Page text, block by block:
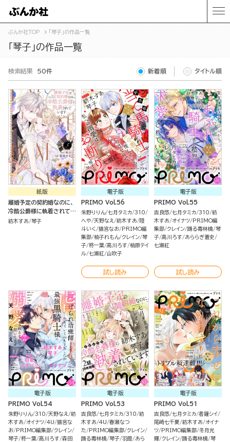
ぶんか社TOP 「琴子」の作品一覧
「琴子」の作品一覧
検索結果 50件 新着順 タイトル順
紙版
離婚予定の契約婚なのに、
冷酷公爵様に執着されてい
ます（５）
紡木すあ 琴子
電子版
PRIMO Vol.56
朱野りりん 七月タミカ 310
へや 天野なえ 紡木すあ
陸
斗いく 猫宮なお
PRIMO編
集部 柚子れもん クレイン 琴
子 柊一葉 高川ろす 柚原テイ
ル 七瀬紅 山吹子
試し読み
電子版
PRIMO Vol.55
吉良悠 七月タミカ 310 紡
木すあ オイナツ
PRIMO編
集部 クレイン 踊る毒林檎 琴
子 高川ろす
あららぎ蒼史
七瀬紅
試し読み
電子版
PRIMO Vol.54
朱野りりん 310 天野なえ
紡
木すあ オイナツ 4U 猫宮な
お
PRIMO編集部 クレイン
琴子 柊一葉 高川ろす 森田
電子版
PRIMO Vol.53
吉良悠 七月タミカ 310 紡
木すあ 4U 春瀬なつ
た
PRIMO編集部 クレイン
踊る毒林檎 琴子 羽是 あら
電子版
PRIMO Vol.51
吉良悠 七月タミカ 者鐘シイ
尾崎七千夏 紡木すあ オイナ
ツ
PRIMO編集部 冬月光
輝 クレイン 踊る毒林檎 琴